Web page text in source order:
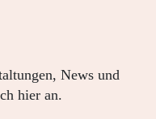
News und
hier an.